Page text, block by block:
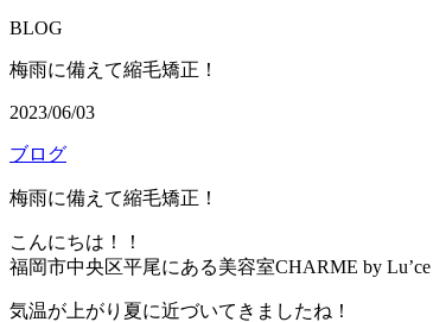
BLOG
梅雨に備えて縮毛矯正！
2023/06/03
ブログ
梅雨に備えて縮毛矯正！
こんにちは！！
福岡市中央区平尾にある美容室CHARME by
気温が上がり夏に近づいてきましたね！